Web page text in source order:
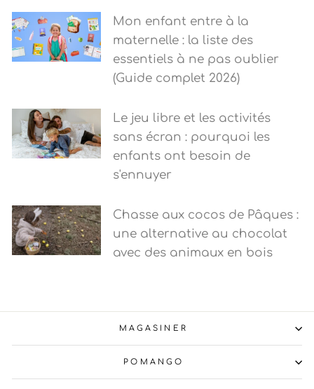
Mon enfant entre à la
maternelle : la liste des
essentiels à ne pas oublier
(Guide complet 2026)
Le jeu libre et les activités
sans écran : pourquoi les
enfants ont besoin de
s'ennuyer
Chasse aux cocos de Pâques :
une alternative au chocolat
avec des animaux en bois
MAGASINER
POMANGO